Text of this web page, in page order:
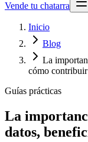
Vende tu chatarra
Inicio
Blog
La
cómo contribuir
Guías prácticas
La
datos,